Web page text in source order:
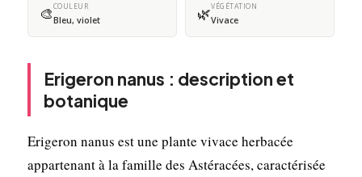
🎨COULEUR
Bleu, violet 🌿VÉGÉTATION
Vivace
Erigeron nanus : description et
botanique
Erigeron nanus est une plante vivace herbacée
appartenant à la famille des Astéracées, caractérisée